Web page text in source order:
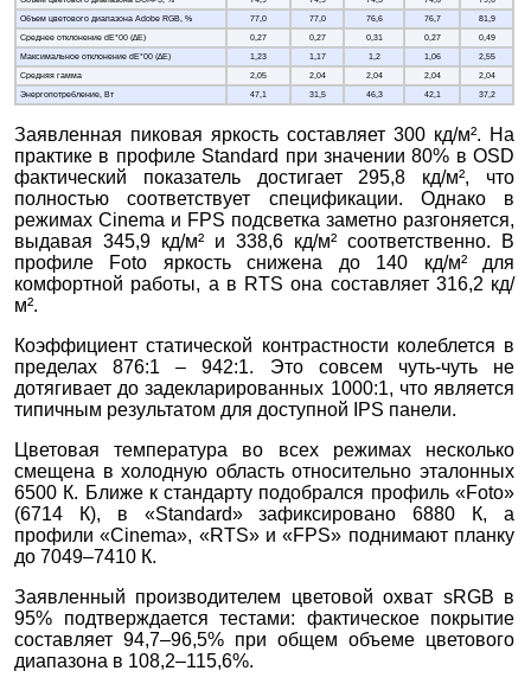
Объем цветового диапазона Adobe RGB, %
77,0 77,0 76,6 76,7
81,9
Среднее отклонение dE*00 (∆E)
0,27 0,27 0,31 0,27
0,49
Максимальное отклонение dE*00 (∆E)
1,23 1,17 1,2 1,06
2,55
Средняя гамма
2,05 2,04 2,04 2,04
2,04
Энергопотребление, Вт
47,1 31,5 46,3 42,1 37,2
Заявленная пиковая яркость составляет 300 кд/м². На
практике в профиле Standard при значении 80% в OSD
фактический показатель достигает 295,8 кд/м², что
полностью соответствует спецификации. Однако в
режимах Cinema и FPS подсветка заметно разгоняется,
выдавая 345,9 кд/м² и 338,6 кд/м² соответственно. В
профиле Foto яркость снижена до 140 кд/м² для
комфортной работы, а в RTS она составляет 316,2 кд/
м².
Коэффициент статической контрастности колеблется в
пределах 876:1 – 942:1. Это совсем чуть-чуть не
дотягивает до задекларированных 1000:1, что является
типичным результатом для доступной IPS панели.
Цветовая температура во всех режимах несколько
смещена в холодную область относительно эталонных
6500 К. Ближе к стандарту подобрался профиль «Foto»
(6714 К), в «Standard» зафиксировано 6880 К, а
профили «Cinema», «RTS» и «FPS» поднимают планку
до 7049–7410 К.
Заявленный производителем цветовой охват sRGB в
95% подтверждается тестами: фактическое покрытие
составляет 94,7–96,5% при общем объеме цветового
диапазона в 108,2–115,6%.